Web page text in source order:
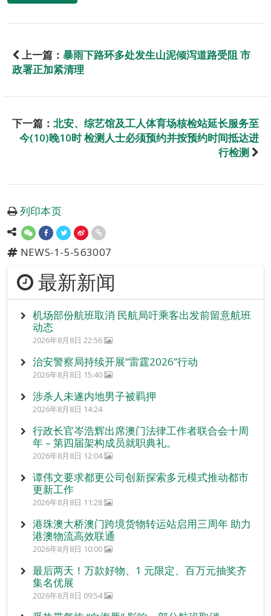
上一篇： 暴雨下路环多处发生山泥倾泻道路受阻 市
政署正加紧清理
下一篇： 北安、综艺馆及工人体育场核检站延长服务至
今(10)晚10时 检测人士必须预约并按预约时间抵达进
行检测
列印本页
NEWS-1-5-563007
最新新闻
机场部份航班取消 民航局吁乘客出发前留意航班
动态
2026年8月8日 22:56
治安警察局持续开展“雷霆2026”行动
2026年8月8日 15:40
涉杀人未遂内地男子被羁押
2026年8月8日 14:24
行政长官岑浩辉出席澳门法律工作者联合会十周
年 – 第四届架构成员就职典礼。
2026年8月8日 12:04
谭伟文要求都更公司创新探索多元模式推动都市
更新工作
2026年8月8日 11:28
港珠澳大桥澳门跨境货物转运站启用三周年 助力
港澳物流高效联通
2026年8月8日 10:00
最后两天！万款好物、1 元限定、百万元抽奖齐
集名优展
2026年8月8日 09:54